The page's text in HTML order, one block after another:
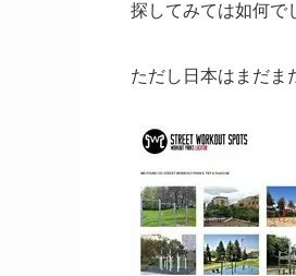
探してみては如何で
ただし日本はまだま